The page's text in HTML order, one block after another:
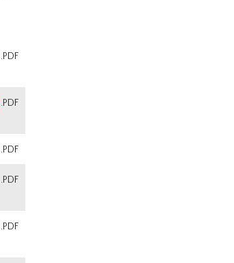
.PDF
.PDF
.PDF
.PDF
.PDF